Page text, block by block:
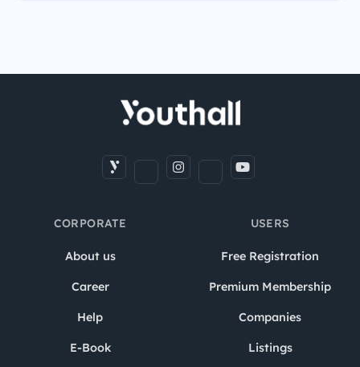
CORPORATE
About us
Career
Help
E-Book
USERS
Free Registration
Premium Membership
Companies
Listings